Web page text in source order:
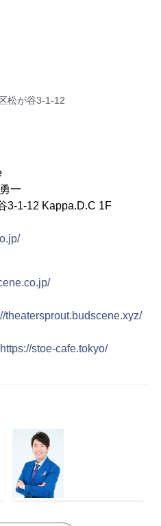
松が谷3-1-12
一
3-1-12 Kappa.D.C 1F
theatersprout.budscene.xyz/
https://stoe-cafe.tokyo/